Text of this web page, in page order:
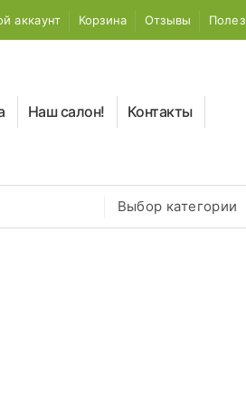
аккаунт Корзина Отзывы
Наш салон! Контакты
Выбор категории